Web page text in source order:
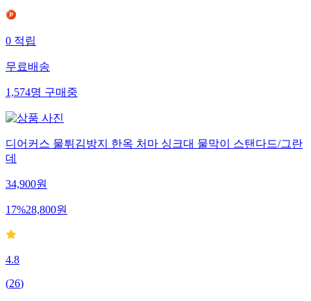
0 적립
무료배송
1,574명 구매중
디어커스 물튀김방지 한옥 처마 싱크대 물막이 스탠다드/그란
데
34,900원
17%28,800원
4.8
(26)